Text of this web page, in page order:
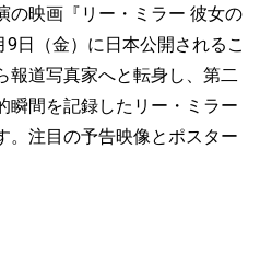
の映画『リー・ミラー 彼女の
日（金）に日本公開されるこ
報道写真家へと転身し、第二
瞬間を記録したリー・ミラー
。注目の予告映像とポスター